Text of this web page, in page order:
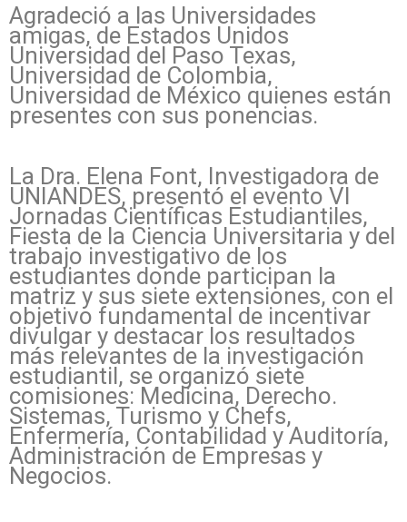
Agradeció a las Universidades
amigas, de Estados Unidos
Universidad del Paso Texas,
Universidad de Colombia,
Universidad de México quienes están
presentes con sus ponencias.
La Dra. Elena Font, Investigadora de
UNIANDES, presentó el evento VI
Jornadas Científicas Estudiantiles,
Fiesta de la Ciencia Universitaria y del
trabajo investigativo de los
estudiantes donde participan la
matriz y sus siete extensiones, con el
objetivo fundamental de incentivar
divulgar y destacar los resultados
más relevantes de la investigación
estudiantil, se organizó siete
comisiones: Medicina, Derecho.
Sistemas, Turismo y Chefs,
Enfermería, Contabilidad y Auditoría,
Administración de Empresas y
Negocios.